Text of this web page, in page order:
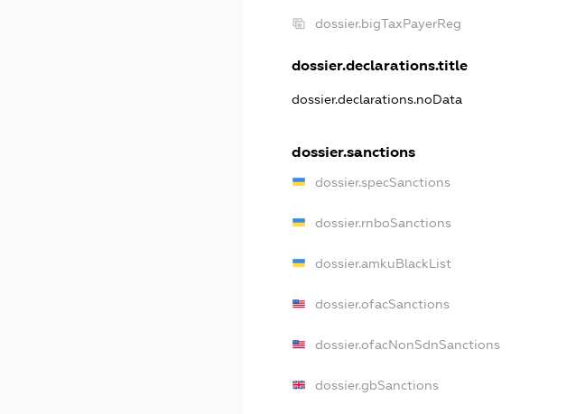
dossier.bigTaxPayerReg
dossier.declarations.title
dossier.declarations.noData
dossier.sanctions
dossier.specSanctions
dossier.rnboSanctions
dossier.amkuBlackList
dossier.ofacSanctions
dossier.ofacNonSdnSanctions
dossier.gbSanctions